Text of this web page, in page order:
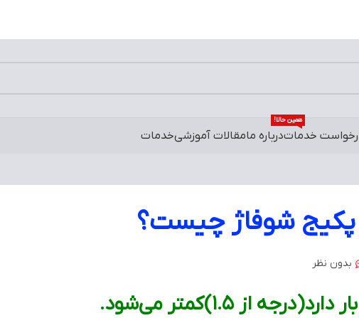
خدمات
همین حالا!
درباره مامقالات آموزشیخدمات
پکیج شوفاژ چیست؟
بدون نظر
از ۱.۵)کمتر می‌شود.